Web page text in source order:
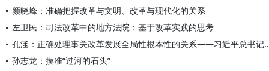
颜晓峰：准确把握改革与文明、改革与现代化的关系
左卫民：司法改革中的地方法院：基于改革实践的思考
孔涵：正确处理事关改革发展全局
孙志龙：摸准“过河的石头”